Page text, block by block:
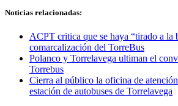
Noticias relacionadas:
ACPT critica que se haya “tirado a la
comarcalización del TorreBus
Polanco y Torrelavega ultiman el
Torrebus
Cierra al público la oficina de
estación de autobuses de Torrelavega